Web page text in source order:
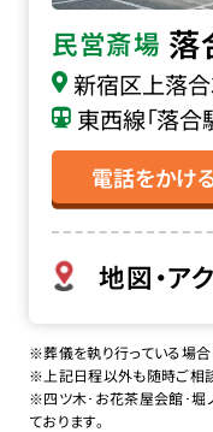
民営斎場 落
新宿区上落
東西線「落合
電話をかけ
地図・ア
※葬儀を執り行っている場合
※上記日程以外も随時ご相談
※四ツ木･お花茶屋会館･堀
ております。